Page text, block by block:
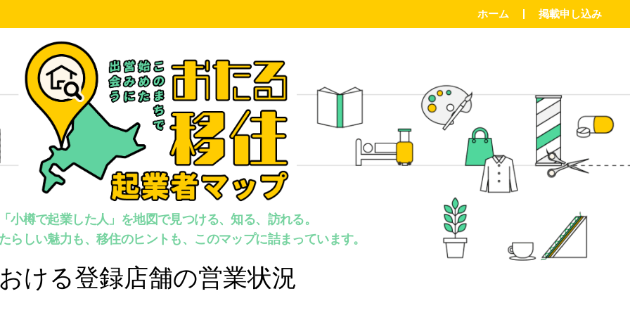
ホーム 掲載申し込み
小樽で起業した人」を地図で見つける、知る、訪れる。
らしい魅力も、移住のヒントも、このマップに詰まっています。
ける登録店舗の営業状況